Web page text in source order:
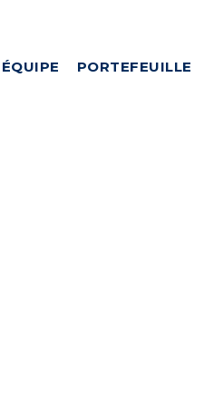
ÉQUIPE PORTEFEUILLE